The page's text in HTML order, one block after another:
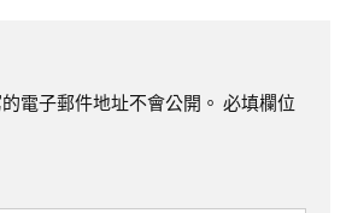
電子郵件地址不會公開。 必填欄位